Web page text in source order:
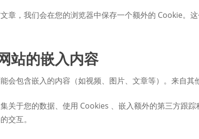
章，我们会在您的浏览器中保存一个额外的 Cookie。
站的嵌入内容
会包含嵌入的内容（如视频、图片、文章等）。来自其
关于您的数据、使用 Cookies 、嵌入额外的第三方跟
交互。